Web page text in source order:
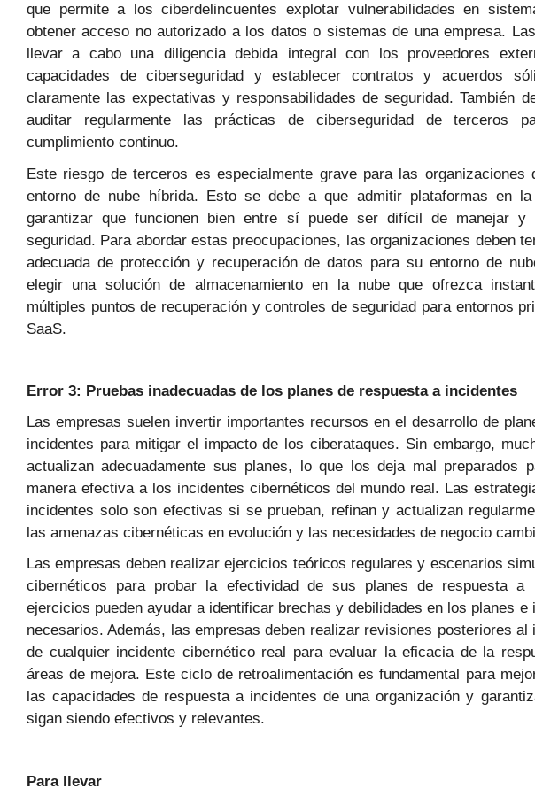
que permite a los ciberdelincuentes explotar vulnerabilidades en
obtener acceso no autorizado a los datos o sistemas de una empresa.
llevar a cabo una diligencia debida integral con los proveedores
capacidades de ciberseguridad y establecer contratos y acuerdos
claramente las expectativas y responsabilidades de seguridad. También
auditar regularmente las prácticas de ciberseguridad de terceros
cumplimiento continuo.
Este riesgo de terceros es especialmente grave para las organizaciones
entorno de nube híbrida. Esto se debe a que admitir plataformas en
garantizar que funcionen bien entre sí puede ser difícil de manejar y
seguridad. Para abordar estas preocupaciones, las organizaciones deben
adecuada de protección y recuperación de datos para su entorno de
elegir una solución de almacenamiento en la nube que ofrezca
múltiples puntos de recuperación y controles de seguridad para entornos
SaaS.
Error 3: Pruebas inadecuadas de los planes de respuesta a incidentes
Las empresas suelen invertir importantes recursos en el desarrollo de
incidentes para mitigar el impacto de los ciberataques. Sin embargo,
actualizan adecuadamente sus planes, lo que los deja mal preparados
manera efectiva a los incidentes cibernéticos del mundo real. Las
incidentes solo son efectivas si se prueban, refinan y actualizan
las amenazas cibernéticas en evolución y las necesidades de negocio
Las empresas deben realizar ejercicios teóricos regulares y escenarios
cibernéticos para probar la efectividad de sus planes de respuesta a
ejercicios pueden ayudar a identificar brechas y debilidades en los planes e
necesarios. Además, las empresas deben realizar revisiones posteriores al
de cualquier incidente cibernético real para evaluar la eficacia de la
áreas de mejora. Este ciclo de retroalimentación es fundamental para
las capacidades de respuesta a incidentes de una organización y
sigan siendo efectivos y relevantes.
Para llevar